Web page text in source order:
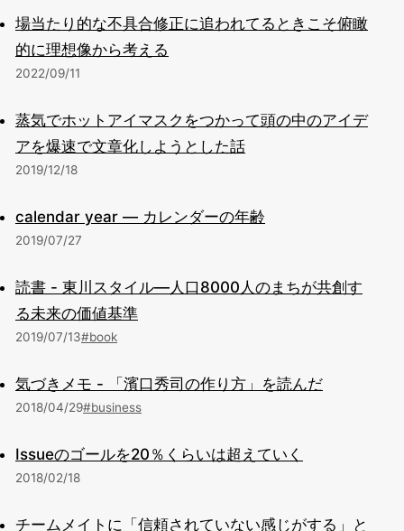
場当たり的な不具合修正に追われてるときこそ俯瞰
的に理想像から考える
2022/09/11
蒸気でホットアイマスクをつかって頭の中のアイデ
アを爆速で文章化しようとした話
2019/12/18
calendar year — カレンダーの年齢
2019/07/27
読書 - 東川スタイル―人口8000人のまちが共創す
る未来の価値基準
2019/07/13#book
気づきメモ - 「濱口秀司の作り方」を読んだ
2018/04/29#business
Issueのゴールを20％くらいは超えていく
2018/02/18
チームメイトに「信頼されていない感じがする」と